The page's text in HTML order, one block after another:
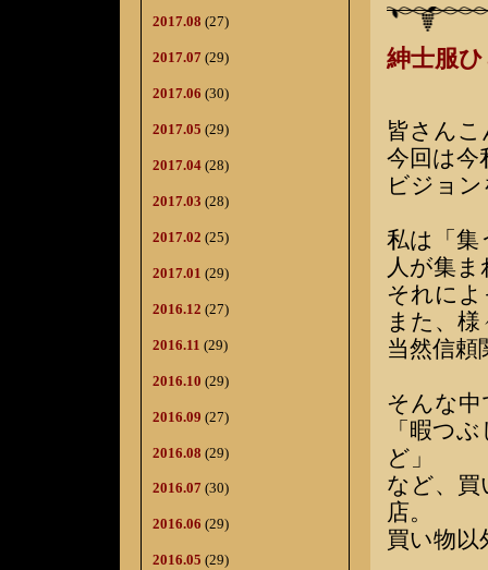
2017.08 (27)
2017.07 (29)
2017.06 (30)
2017.05 (29)
2017.04 (28)
2017.03 (28)
2017.02 (25)
2017.01 (29)
2016.12 (27)
2016.11 (29)
2016.10 (29)
2016.09 (27)
2016.08 (29)
2016.07 (30)
2016.06 (29)
2016.05 (29)
紳士服
皆さん
今回は今
ビジョ
私は「集
人が集
それに
また、
当然信
そんな
「暇つ
ど」
など、買
店。
買い物以